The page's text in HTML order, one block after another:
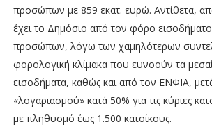
προσώπων με 859 εκατ. ευρώ. Αντίθετα,
έχει το Δημόσιο από τον φόρο
προσώπων, λόγω των χαμηλότερων
φορολογική κλίμακα που ευνοούν τα
εισοδήματα, καθώς και από τον ΕΝΦΙΑ,
«λογαριασμού» κατά 50% για τις κύριες
με πληθυσμό έως 1.500 κατοίκους.